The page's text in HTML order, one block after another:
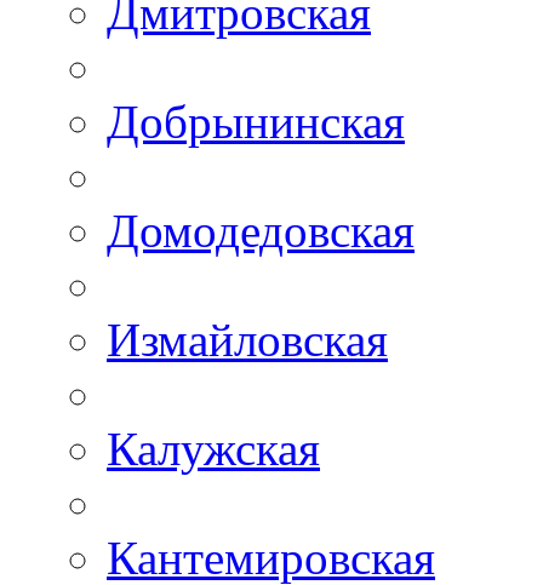
Дмитровская
Добрынинская
Домодедовская
Измайловская
Калужская
Кантемировская